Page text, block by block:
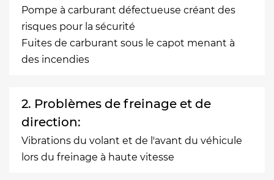
Pompe à carburant défectueuse créant des
risques pour la sécurité
Fuites de carburant sous le capot menant à
des incendies
2. Problèmes de freinage et de
direction:
Vibrations du volant et de l'avant du véhicule
lors du freinage à haute vitesse